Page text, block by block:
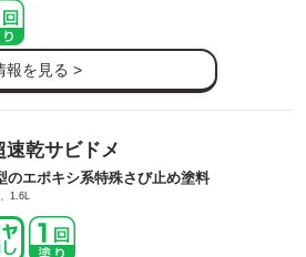
報を見る >
速乾サビドメ
のエポキシ系特殊さび止め塗料
1.6L